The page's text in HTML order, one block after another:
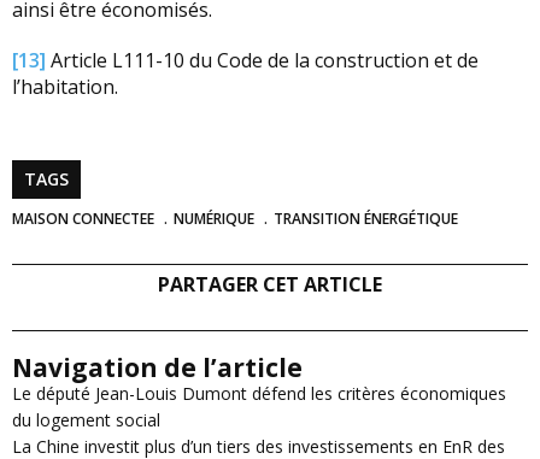
ainsi être économisés.
[13] Article L111-10 du Code de la construction et de
l’habitation.
TAGS
MAISON CONNECTEE NUMÉRIQUE TRANSITION ÉNERGÉTIQUE
PARTAGER CET ARTICLE
Navigation de l’article
Le député Jean-Louis Dumont défend les critères économiques
du logement social
La Chine investit plus d’un tiers des investissements en EnR des